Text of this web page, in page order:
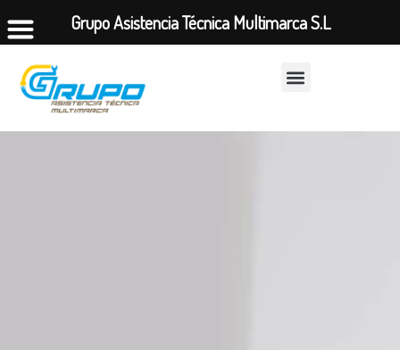
Grupo Asistencia Técnica Multimarca S.L